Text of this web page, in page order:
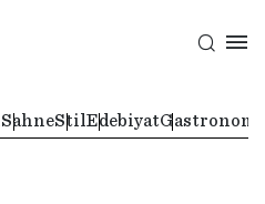
SahneStil EdebiyatGastronomi